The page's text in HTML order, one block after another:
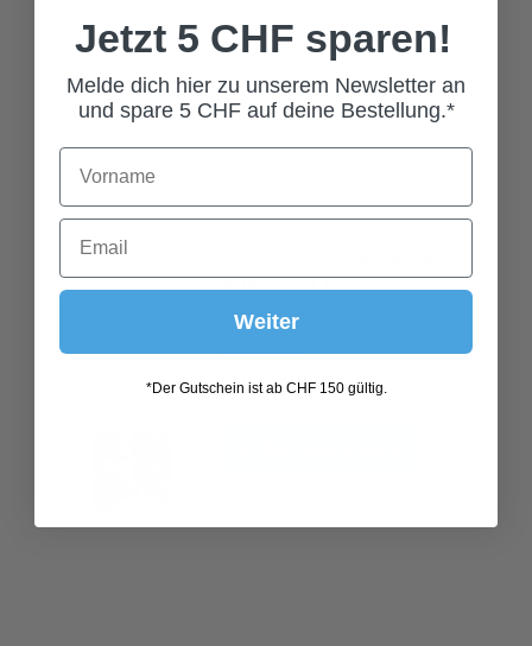
39,00 CHF*
Jetzt 5 CHF sparen!
Melde dich hier zu unserem Newsletter an
und spare 5 CHF auf deine Bestellung.*
Weiter
*Der Gutschein ist ab CHF 150 gültig.